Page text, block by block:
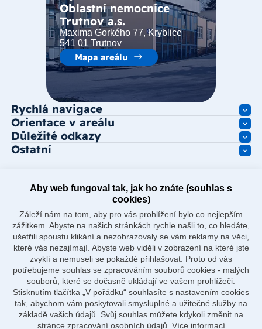
Oblastní nemocnice
Trutnov a.s.
Maxima Gorkého 77, Kryblice
541 01 Trutnov
Mapa areálu
Rychlá navigace
Orientace v areálu
Důležité odkazy
Ostatní
Aby web fungoval tak, jak ho znáte (souhlas s
cookies)
Záleží nám na tom, aby pro vás prohlížení bylo co nejlepším
zážitkem. Abyste na našich stránkách rychle našli to, co hledáte,
ušetřili spoustu klikání a nezobrazovaly se vám reklamy na věci,
které vás nezajímají. Abyste web viděli v zobrazení na které jste
zvyklí a nemuseli se pokaždé přihlašovat. Proto od vás
potřebujeme souhlas se zpracováním souborů cookies - malých
souborů, které se dočasně ukládají ve vašem prohlížeči.
Stisknutím tlačítka „V pořádku“ souhlasíte s nastavením cookies
tak, abychom vám poskytovali smysluplné a užitečné služby na
základě vašich údajů. Svůj souhlas můžete kdykoli změnit na
stránce zpracování osobních údajů. Více informací